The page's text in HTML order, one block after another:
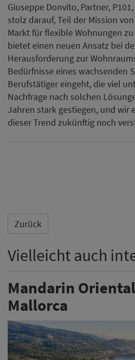
Giuseppe Donvito, Partner,
stolz darauf, Teil der Mission
Markt für flexible Wohnungen
bietet einen neuen Ansatz bei
Herausforderung zur
Bedürfnisse eines wachsenden
Berufstätiger eingeht, die viel
Nachfrage nach solchen
Jahren stark gestiegen, und wir
dieser Trend zukünftig noch
Zurück
Vielleicht auch
Mandarin
Mallorca